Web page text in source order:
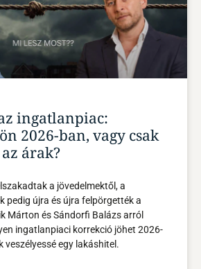
ingatlanpiac:
2026-ban, vagy csak
árak?
a jövedelmektől, a
pedig újra és újra felpörgették a
Márton és Sándorfi Balázs arról
ingatlanpiaci korrekció jöhet 2026-
veszélyessé egy lakáshitel.